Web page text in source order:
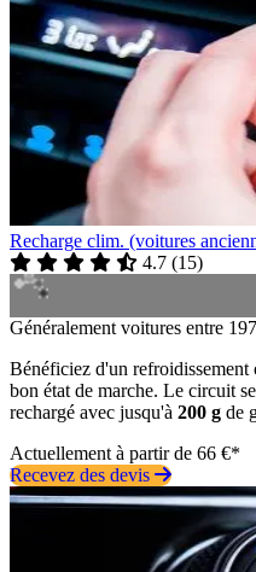
Recharge clim. (voitures
4.7 (15)
Généralement voitures entre
Bénéficiez d'un
bon état de marche. Le circuit
rechargé avec jusqu'à 200 g de
Actuellement à partir de 66 €*
Recevez des devis